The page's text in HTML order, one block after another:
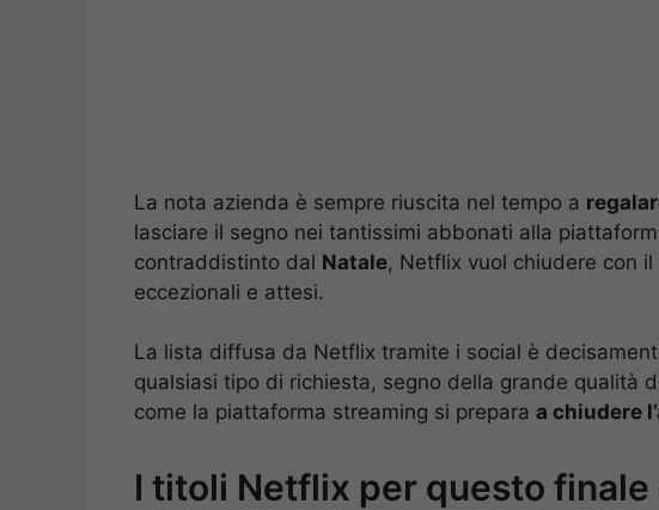
La nota azienda è sempre riuscita nel tempo a
lasciare il segno nei tantissimi abbonati alla
contraddistinto dal Natale, Netflix vuol chiudere con
eccezionali e attesi.
La lista diffusa da Netflix tramite i social è
qualsiasi tipo di richiesta, segno della grande qualità
come la piattaforma streaming si prepara a chiudere
I titoli Netflix per questo